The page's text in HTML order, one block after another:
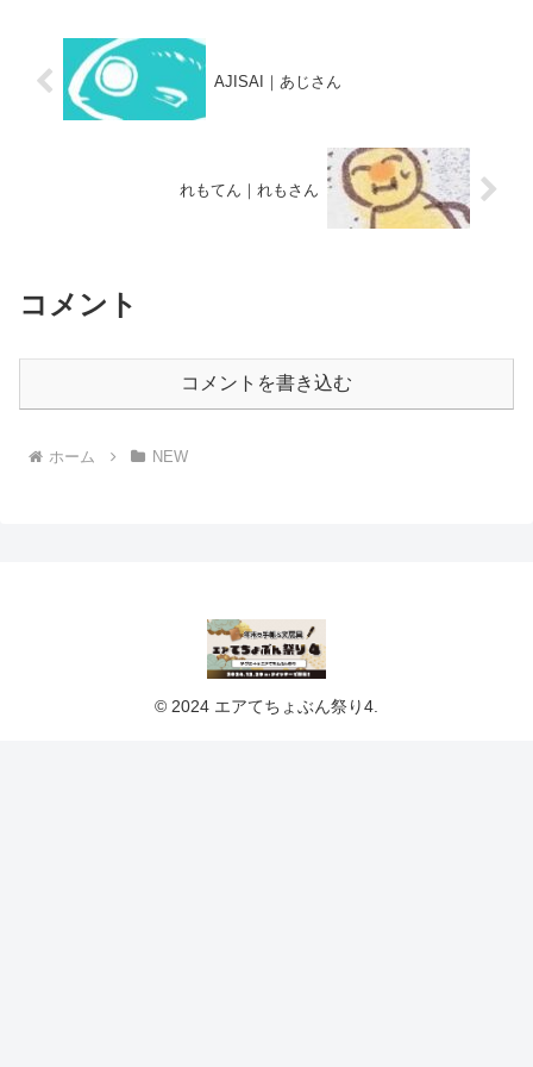
AJISAI｜あじさん
れもてん｜れもさん
コメント
コメントを書き込む
ホーム NEW
© 2024 エアてちょぶん祭り4.